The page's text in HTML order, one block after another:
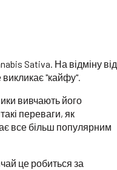
Sativa. На відміну від
викликає "кайфу".
вивчають його
переваги, як
все більш популярним
це робиться за